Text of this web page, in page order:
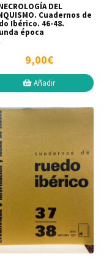
DEL
Cuadernos de
Ibérico. 46-48.
época
9,00€
Añadir